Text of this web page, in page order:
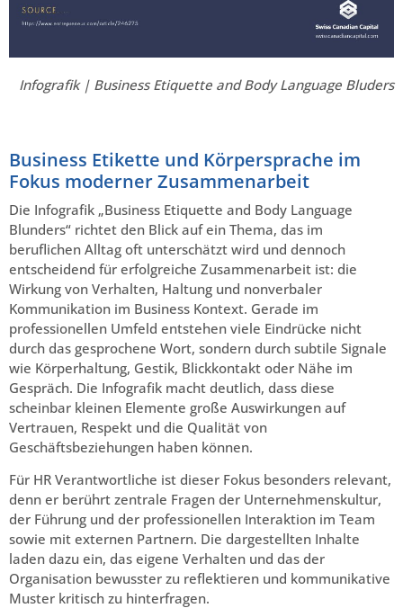
Infografik | Business Etiquette and Body Language Bluders
Business Etikette und Körpersprache im
Fokus moderner Zusammenarbeit
Die Infografik „Business Etiquette and Body Language
Blunders“ richtet den Blick auf ein Thema, das im
beruflichen Alltag oft unterschätzt wird und dennoch
entscheidend für erfolgreiche Zusammenarbeit ist: die
Wirkung von Verhalten, Haltung und nonverbaler
Kommunikation im Business Kontext. Gerade im
professionellen Umfeld entstehen viele Eindrücke nicht
durch das gesprochene Wort, sondern durch subtile Signale
wie Körperhaltung, Gestik, Blickkontakt oder Nähe im
Gespräch. Die Infografik macht deutlich, dass diese
scheinbar kleinen Elemente große Auswirkungen auf
Vertrauen, Respekt und die Qualität von
Geschäftsbeziehungen haben können.
Für HR Verantwortliche ist dieser Fokus besonders relevant,
denn er berührt zentrale Fragen der Unternehmenskultur,
der Führung und der professionellen Interaktion im Team
sowie mit externen Partnern. Die dargestellten Inhalte
laden dazu ein, das eigene Verhalten und das der
Organisation bewusster zu reflektieren und kommunikative
Muster kritisch zu hinterfragen.